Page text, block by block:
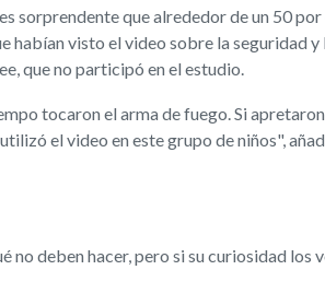
sorprendente que alrededor de un 50
visto el video sobre la seguridad
que no participó en el estudio.
tocaron el arma de fuego. Si
el video en este grupo de niños",
no deben hacer, pero si su curiosidad